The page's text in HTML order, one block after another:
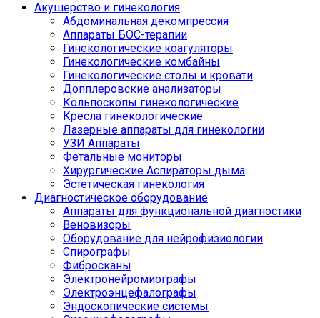
Акушерство и гинекология
Абдоминальная декомпрессия
Аппараты БОС-терапии
Гинекологические коагуляторы
Гинекологические комбайны
Гинекологические столы и кровати
Допплеровские анализаторы
Кольпоскопы гинекологические
Кресла гинекологические
Лазерные аппараты для гинекологии
УЗИ Аппараты
Фетальные мониторы
Хирургические Аспираторы дыма
Эстетическая гинекология
Диагностическое оборудование
Аппараты для функциональной диагностики
Веновизоры
Оборудование для нейрофизиологии
Спирографы
Фибросканы
Электронейромиографы
Электроэнцефалографы
Эндоскопические системы